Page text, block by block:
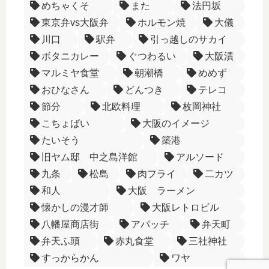
めちゃくそ また
法円坂
東京弁vs大阪弁
ホルモン焼
大儀
川口
駅弁
引っ越しのサカイ
ボタニカレー
ぐつわるい
大阪漬
マルミヤ食堂
朝潮橋
めめず
おひなさん
どんつき
テレコ
節分
北欧料理
枚岡神社
こちょばい
大阪のイメージ
たいそう
築港
旧ヤム邸 中之島洋館
アルソード
九条
松島 肉フライ
二カツ
和人
大阪 ラーメン
懐かしの漫才師
大阪レトロビル
八幡屋商店街
アパッチ
弁天町
弁天ふ頭
赤丸食堂
三社神社
すっからかん
ワヤ